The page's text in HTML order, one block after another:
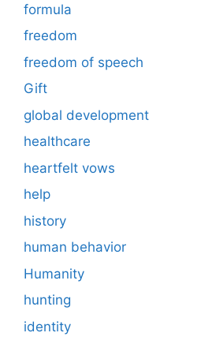
formula
freedom
freedom of speech
Gift
global development
healthcare
heartfelt vows
help
history
human behavior
Humanity
hunting
identity